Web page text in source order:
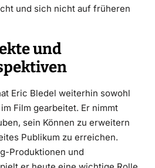
und sich nicht auf früheren
und
Eric Bledel weiterhin sowohl
Film gearbeitet. Er nimmt
sein Können zu erweitern
Publikum zu erreichen.
Produktionen und